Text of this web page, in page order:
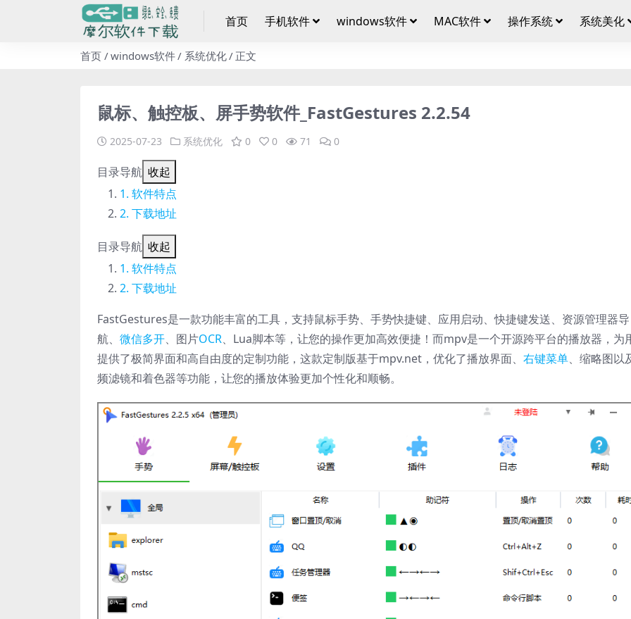
首页 手机软件 windows软件 MAC软件 操作系统 系统美化
首页 windows软件 系统优化 正文
鼠标、触控板、屏手势软件_FastGestures 2.2.54
2025-07-23 系统优化 0 0 71 0
目录导航 收起
软件特点
下载地址
目录导航 收起
软件特点
下载地址
FastGestures是一款功能丰富的工具，支持鼠标手势、手势快捷键、应用启动、快捷键发送、资源管理器导
航、 微信多开、图片OCR、Lua脚本等，让您的操作更加高效便捷！而mpv是一个开源跨平台的播放器，为
提供了极简界面和高自由度的定制功能，这款定制版基于mpv.net，优化了播放界面、 右键菜单、缩略图以
频滤镜和着色器等功能，让您的播放体验更加个性化和顺畅。